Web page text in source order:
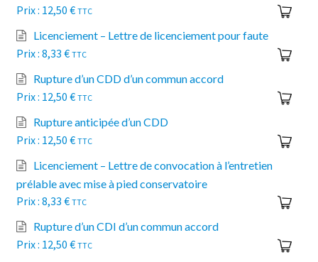
12,50 € TTC
Licenciement – Lettre de licenciement pour faute
8,33 € TTC
Rupture d’un CDD d’un commun accord
12,50 € TTC
Rupture anticipée d’un CDD
12,50 € TTC
Licenciement – Lettre de convocation à l’entretien
prélable avec mise à pied conservatoire
8,33 € TTC
Rupture d’un CDI d’un commun accord
12,50 € TTC